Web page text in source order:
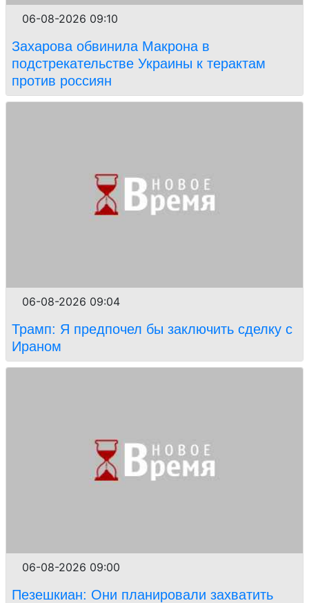
06-08-2026 09:10
Захарова обвинила Макрона в
подстрекательстве Украины к терактам
против россиян
06-08-2026 09:04
Трамп: Я предпочел бы заключить сделку с
Ираном
06-08-2026 09:00
Пезешкиан: Они планировали захватить